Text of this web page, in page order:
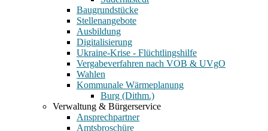
Baugrundstücke
Stellenangebote
Ausbildung
Digitalisierung
Ukraine-Krise - Flüchtlingshilfe
Vergabeverfahren nach VOB & UVgO
Wahlen
Kommunale Wärmeplanung
Burg (Dithm.)
Verwaltung & Bürgerservice
Ansprechpartner
Amtsbroschüre